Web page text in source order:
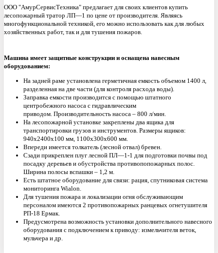
ООО "АмурСервисТехника" предлагает для своих клиентов купить
лесопожарный тратор ЛП—1 по цене от производителя. Являясь
многофункциональной техникой, его можно использовать как для любых
хозяйственных работ, так и для тушения пожаров.
Машина имеет защитные конструкции и оснащена навесным
оборудованием:
На задней раме установлена герметичная емкость объемом 1400 л,
разделенная на две части (для контроля расхода воды).
Заправка емкости производится с помощью штатного
центробежного насоса с гидравлическим
приводом. Производительность насоса – 800 л/мин.
На лесопожарной установке закреплены два ящика для
транспортировки грузов и инструментов. Размеры ящиков:
940х2400х100 мм, 1100х300х600 мм.
Впереди имеется толкатель (лесной отвал) бревен.
Сзади прикреплен плуг лесной ПЛ—1-1 для подготовки почвы под
посадку деревьев и обустройства противопопожарных полос.
Ширина полосы вспашки – 1,2 м.
Есть штатное оборудование для связи: рация, спутниковая система
мониторинга Wialon.
Для тушения пожара и локализации огня обслуживающим
персоналом имеются 2 противопожарных ранцевых огнетушителя
РП-18 Ермак.
Предусмотрена возможность установки дополнительного навесного
оборудования с подключением к приводу: измельчителя веток,
мульчера и др.